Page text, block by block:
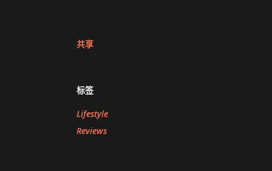
共享
标签
Lifestyle
Reviews